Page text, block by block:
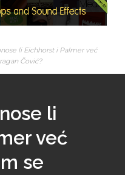
li Eichhorst i Palmer već
Čović?
li
već
se